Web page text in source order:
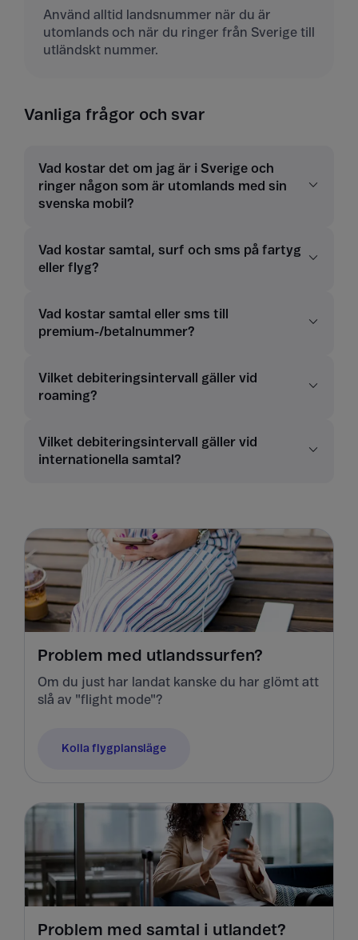
Använd alltid landsnummer när du är
utomlands och när du ringer från Sverige till
utländskt nummer.
Vanliga frågor och svar
Vad kostar det om jag är i Sverige och
ringer någon som är utomlands med sin
svenska mobil?
Vad kostar samtal, surf och sms på fartyg
eller flyg?
Vad kostar samtal eller sms till
premium-/betalnummer?
Vilket debiteringsintervall gäller vid
roaming?
Vilket debiteringsintervall gäller vid
internationella samtal?
Problem med utlandssurfen?
Om du just har landat kanske du har glömt att
slå av "flight mode"?
Kolla flygplansläge
Problem med samtal i utlandet?